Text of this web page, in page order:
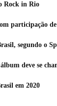
Rock in Rio
participação
segundo o
deve se
em 2020